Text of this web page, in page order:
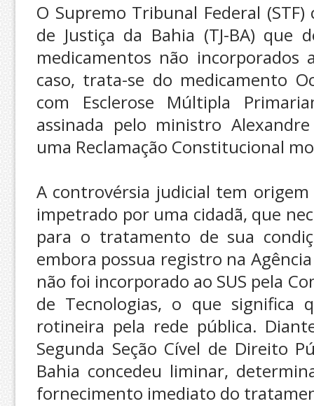
O Supremo Tribunal Federal
de Justiça da Bahia (TJ-BA) que
medicamentos não incorporados
caso, trata-se do medicamento
com Esclerose Múltipla
assinada pelo ministro
uma Reclamação Constitucional
A controvérsia judicial tem
impetrado por uma cidadã, que
para o tratamento de sua
embora possua registro na
não foi incorporado ao SUS pela
de Tecnologias, o que
rotineira pela rede pública.
Segunda Seção Cível de Direito
Bahia concedeu liminar,
fornecimento imediato do